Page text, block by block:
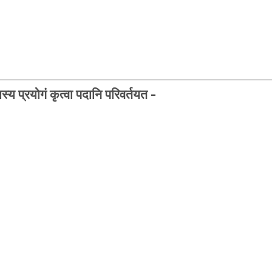
प्रयोगं कृत्वा पदानि परिवर्तयत -